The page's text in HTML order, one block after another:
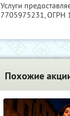
Услуги
7705975231, ОГРН
Похожие